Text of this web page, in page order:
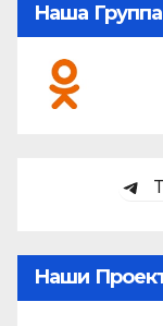
Наша
Наши